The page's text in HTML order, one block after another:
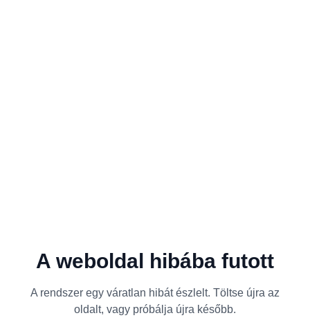
A weboldal hibába futott
A rendszer egy váratlan hibát észlelt. Töltse újra az
oldalt, vagy próbálja újra később.